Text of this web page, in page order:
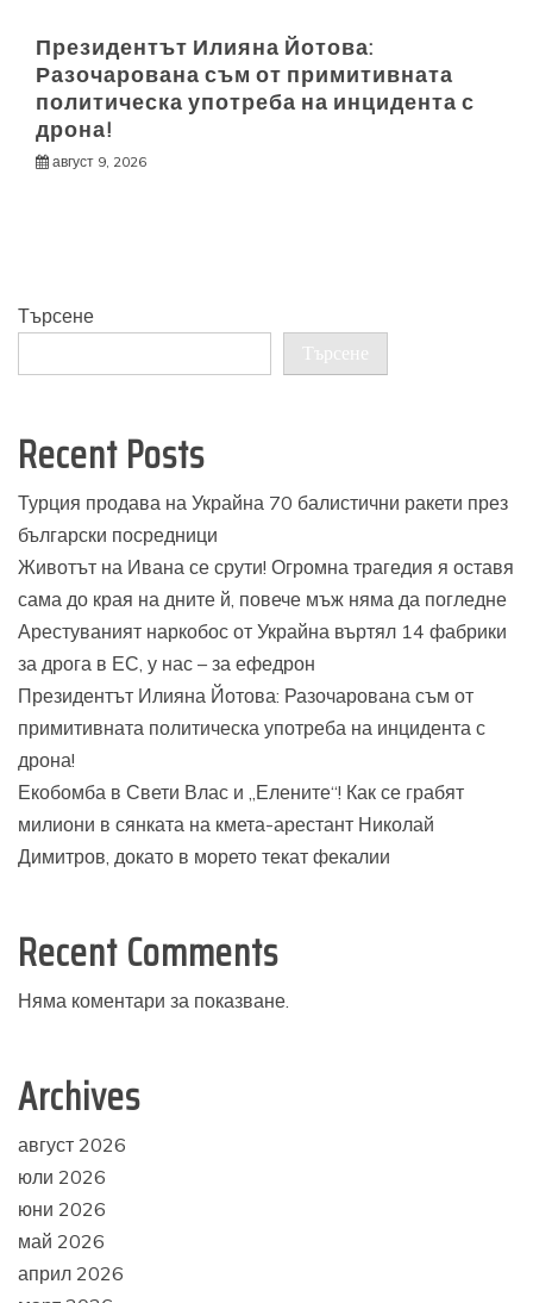
Президентът Илияна Йотова:
Разочарована съм от примитивната
политическа употреба на инцидента с
дрона!
август 9, 2026
Търсене
Търсене
Recent Posts
Турция продава на Украйна 70 балистични ракети през
български посредници
Животът на Ивана се срути! Огромна трагедия я оставя
сама до края на дните й, повече мъж няма да погледне
Арестуваният наркобос от Украйна въртял 14 фабрики
за дрога в ЕС, у нас – за ефедрон
Президентът Илияна Йотова: Разочарована съм от
примитивната политическа употреба на инцидента с
дрона!
Екобомба в Свети Влас и „Елените“! Как се грабят
милиони в сянката на кмета-арестант Николай
Димитров, докато в морето текат фекалии
Recent Comments
Няма коментари за показване.
Archives
август 2026
юли 2026
юни 2026
май 2026
април 2026